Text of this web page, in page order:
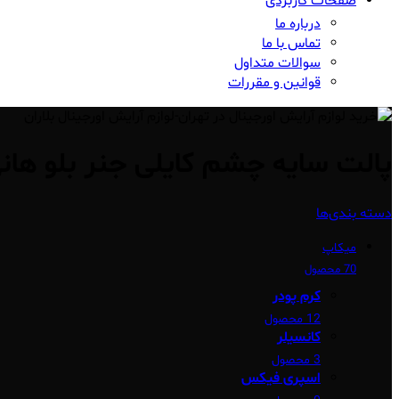
درباره ما
تماس با ما
سوالات متداول
قوانین و مقررات
دسته بندی‌ها
میکاپ
70 محصول
کرم پودر
12 محصول
کانسیلر
3 محصول
اسپری فیکس